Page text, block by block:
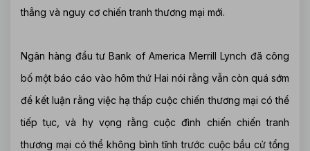
thẳng và nguy cơ chiến tranh thương mại mới.
Ngân hàng đầu tư Bank of America Merrill Lynch đã công
bố một báo cáo vào hôm thứ Hai nói rằng vẫn còn quá sớm
để kết luận rằng việc hạ thấp cuộc chiến thương mại có thể
tiếp tục, và hy vọng rằng cuộc đình chiến chiến tranh
thương mại có thể không bình tĩnh trước cuộc bầu cử tổng